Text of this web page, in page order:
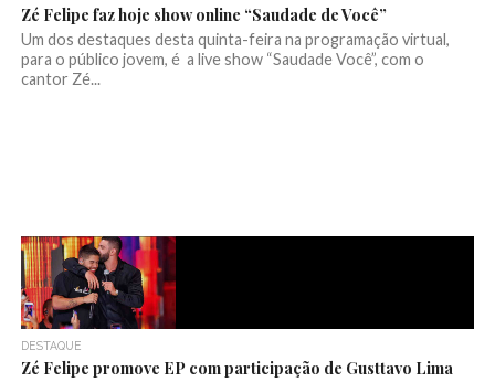
Zé Felipe faz hoje show online “Saudade de Você”
Um dos destaques desta quinta-feira na programação virtual,
para o público jovem, é a live show “Saudade Você”, com o
cantor Zé...
DESTAQUE
Zé Felipe promove EP com participação de Gusttavo Lima